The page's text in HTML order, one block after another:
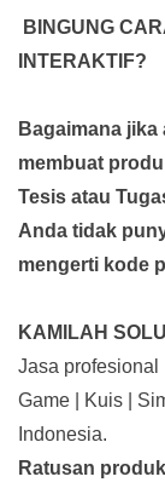
BINGUNG
INTERAKTIF?
Bagaimana
membuat
Tesis atau
Anda tidak
mengerti kode
KAMILAH
Jasa profesional
Game | Kuis |
Indonesia.
Ratusan produk